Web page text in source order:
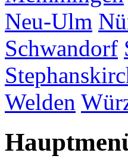
Neu-Ulm
Schwandorf
Welden